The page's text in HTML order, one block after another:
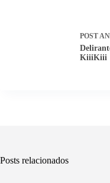
POST
KiiiKiii
Posts relacionados